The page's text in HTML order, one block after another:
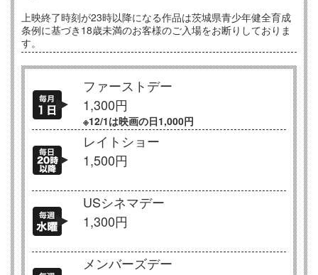
上映終了時刻が23時以降になる作品は茨城県青少年健全育成
条例に基づき18歳未満のお客様のご入場をお断りしておりま
す。
ファーストデー
1,300円
※12/1は映画の日1,000円
レイトショー
1,500円
USシネマデー
1,300円
メンバーズデー